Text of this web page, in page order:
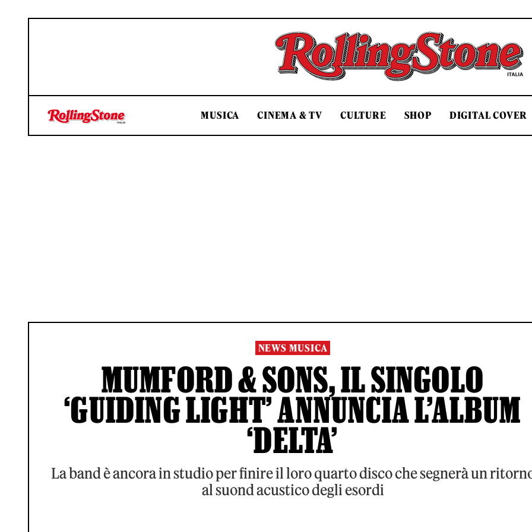
Rolling Stone Italia
MUSICA CINEMA & TV CULTURE SHOP DIGITAL COVER
NEWS MUSICA
MUMFORD & SONS, IL SINGOLO
‘GUIDING LIGHT’ ANNUNCIA L’ALBUM
‘DELTA’
La band è ancora in studio per finire il loro quarto disco che segnerà un
al suond acustico degli esordi